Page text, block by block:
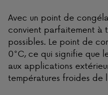
Avec un point de
convient parfaitement à
possibles. Le point de
0°C, ce qui signifie que
aux applications
températures froides de